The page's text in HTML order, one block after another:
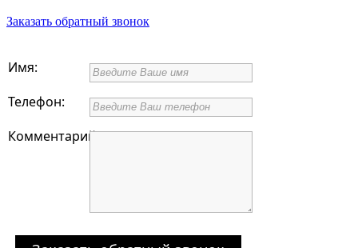
Заказать обратный звонок
Имя:
Телефон:
Комментарий: